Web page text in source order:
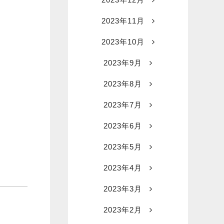
2023年11月
2023年10月
2023年9月
2023年8月
2023年7月
2023年6月
2023年5月
2023年4月
2023年3月
2023年2月